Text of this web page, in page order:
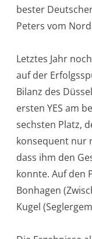
bester
Peters vom
Letztes Jahr
auf der
Bilanz des
ersten YES am
sechsten Platz,
konsequent nur
dass ihm den
konnte. Auf den
Bonhagen
Kugel